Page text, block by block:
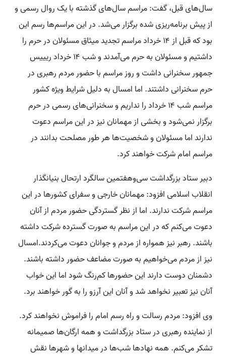
سال‌های قبل، گفت: مراسم سال‌های گذشته با یک روال رسمی و
از پیش برنامه‌ریزی شده برگزار می‌شد. در این مراسم‌ها رسم این
بود که قبل از ۱۴ خرداد مراسم تجدید میثاق مسئولان در حرم را
داشتیم و مسئولان به حرم می‌آمدند و شب ۱۴ خرداد ریییس
جمهور سخنرانی داشت و روز مراسم با حضور مردم رهبری در
حرم سخنرانی داشتند. اما امسال به دلیل شرایط ویژه کشور
مراسم شب ۱۴ خرداد را نداریم و سخنرانی‌های رسمی در حرم
برگزار نمی‌شود و بخشی از مهمانان نیز در این مراسم دعوت
ندارند اما مسئولان و شخصیت‌ها هر طور مصلحت بدانند در
مراسم امام شرکت خواهند کرد.
دبیر ستاد بزرگداشت سی‌وهفتمین سالگرد ارتحال بنیانگذار
انقلاب اسلامی افزود: مهمانان خارجی و سفرای کشورها در این
مراسم شرکت ندارند. اما از نظر گستردگی حضور مردم از آنان
دعوت می‌کنم که در این مراسم به صورت گسترده شرکت داشته
باشند. رهبر نیز همواره از مردم و جوانان دعوت می‌کردند.امسال
نیز از مردم می‌خواهیم به صورت مضاعف حضور داشته باشند.
دشمنان دوست دارند این حضورها کم‌رنگ شود اما این خواب
آنان نیز تعبیر نخواهد شد و آنان این آرزو را به گور خواهند برد.
وی افزود: مردم رسالت و راه رسم امام را فراموش نخواهند کرد.
از نماینده رهبری در ستاد بزرگداشت و همه ارگان‌ها صمیمانه
تشکر می‌کنم. همه نهادها شب‌ها در میدانها و شهرها نقش